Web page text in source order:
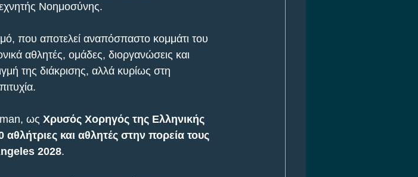
Νοημοσύνης.
που αποτελεί αναπόσπαστο κομμάτι του
αθλητές, ομάδες, διοργανώσεις και
της διάκρισης, αλλά κυρίως στη
ως Χρυσός Χορηγός της Ελληνικής
και αθλητές στην πορεία τους
2028.